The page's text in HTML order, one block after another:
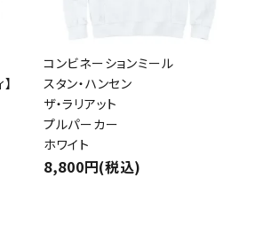
コンビネーションミール
スタン・ハンセン
ザ・ラリアット
プルパーカー
ホワイト
8,800円(税込)